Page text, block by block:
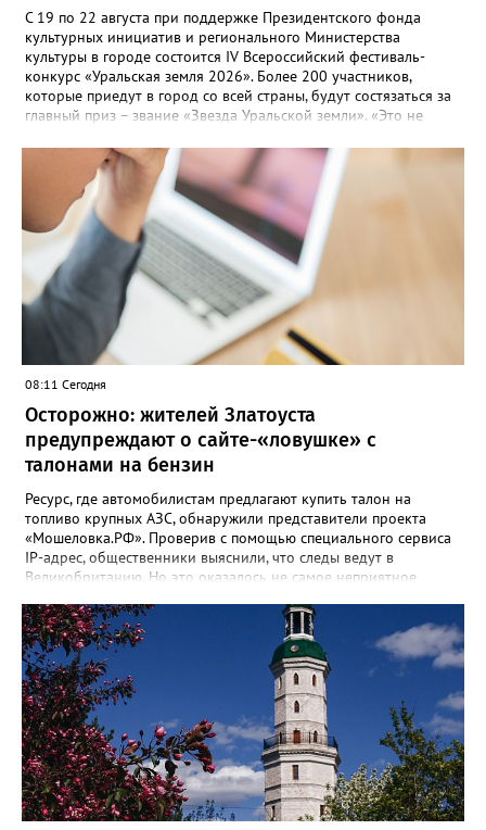
С 19 по 22 августа при поддержке Президентского фонда
культурных инициатив и регионального Министерства
культуры в городе состоится IV Всероссийский фестиваль-
конкурс «Уральская земля 2026». Более 200 участников,
которые приедут в город со всей страны, будут состязаться за
главный приз – звание «Звезда Уральской земли». «Это не
прослушивания участников, мастер-классы от ведущих
наставников, выступления победителей прошлых лет и
приглашённых артистов», - сообщает оргкомитет. Вход на все
фестивальные мероприятия будет свободным. В 2025 году в
фестивале участвовали 26 финалистов из городов
Челябинской, Свердловской, Курганской, Оренбургской
областей, Ханты-Мансийского автономного округа и
Республики Башкортостан. Приглашённой звездой стал
идейный вдохновитель, организатор фестиваля, эстрадный
певец, победитель главного патриотического конкурса страны
«Солдатский конверт», лауреат премии в области культуры и
искусства «Золотая лира», участник телевизионных проектов
на Первом канале, обладатель звания «Голос страны» Алексей
Ковин.
08:11 Сегодня
Осторожно: жителей Златоуста
предупреждают о сайте-«ловушке» с
талонами на бензин
Ресурс, где автомобилистам предлагают купить талон на
топливо крупных АЗС, обнаружили представители проекта
«Мошеловка.РФ». Проверив с помощью специального сервиса
IP-адрес, общественники выяснили, что следы ведут в
Великобританию. Но это оказалось не самое неприятное
Единственный рабочий элемент страницы — это форма
выбора объема топлива на 10, 50 или 100 литров с
последующим переходом к оплате. А значит, это классическая
ловушка мошенников», - сообщил руководитель Народного
фронта в Челябинской области Денис Рыжий. Активисты
советуют землякам быть осторожнее. И рассказывать о
подобных схемах «Мошеловке.РФ». Между тем, ситуация на
российском топливном рынке вроде бы стабилизировалась,
рапортуют власти. По данным замминистра энергетики Павла
Сорокина, очередей на АЗС нет в Москве, Санкт-Петербурге и
Ленинградской области. Во многих регионах сняты